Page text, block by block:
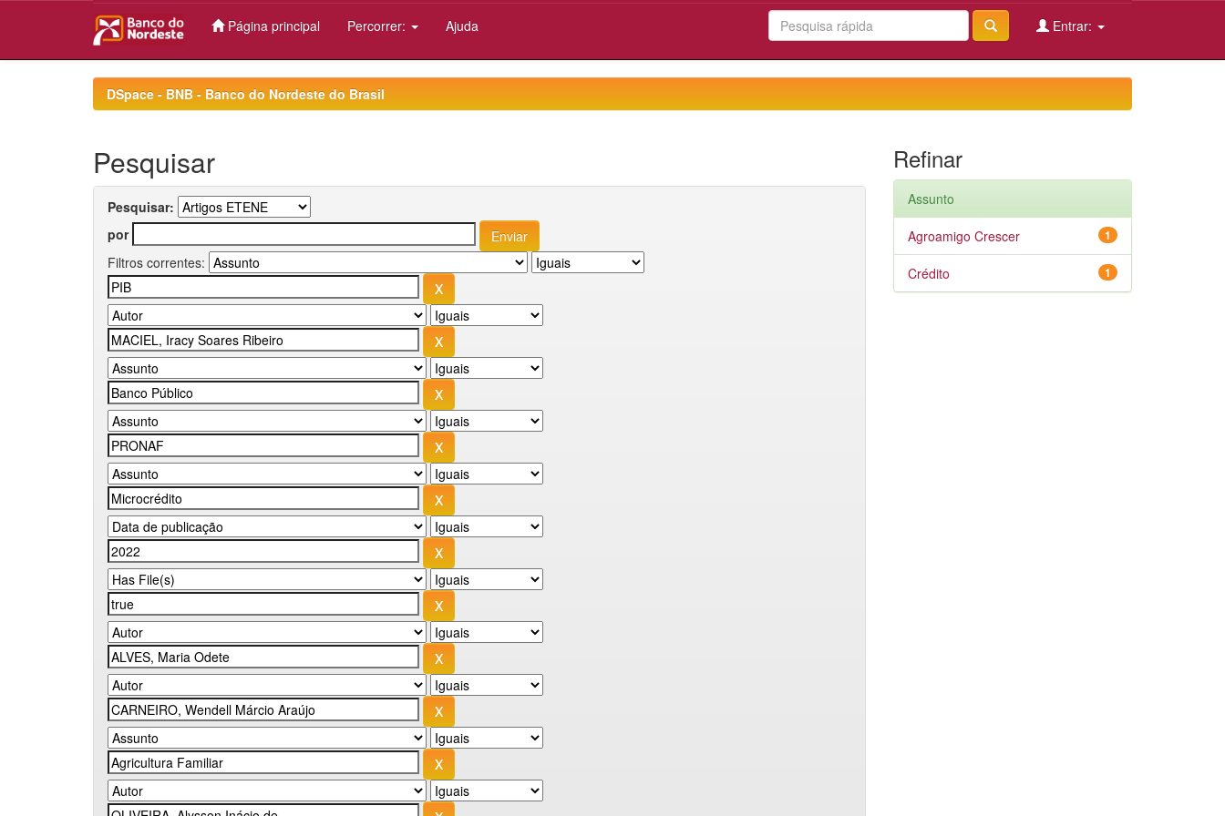
Página principal Percorrer: Ajuda Entrar:
DSpace - BNB - Banco do Nordeste do Brasil
Pesquisar
Pesquisar:
por
Filtros correntes:
Refinar
Assunto
1
Agroamigo Crescer
1
Crédito